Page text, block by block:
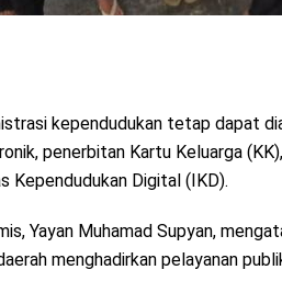
kependudukan tetap dapat
penerbitan Kartu Keluarga
Kependudukan Digital (IKD).
Yayan Muhamad Supyan,
menghadirkan pelayanan